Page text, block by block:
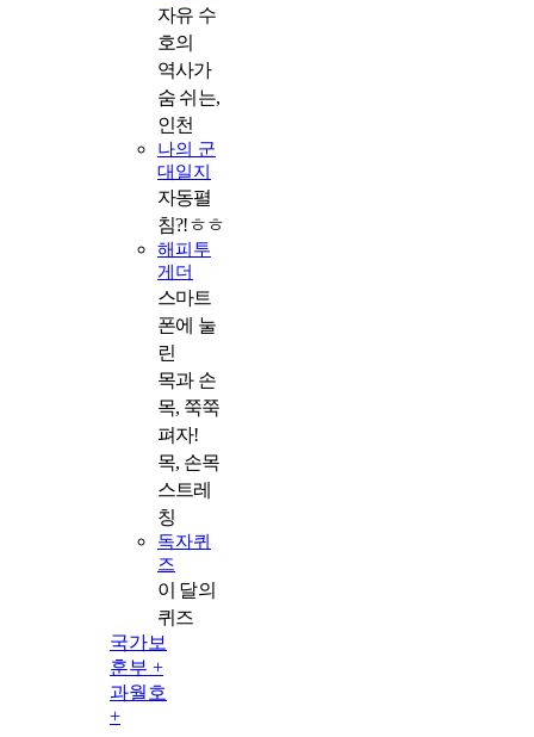
자유 수
호의
역사가
숨 쉬는,
인천
나의 군
대일지
자동펼
침?!ㅎㅎ
해피투
게더
스마트
폰에 눌
린
목과 손
목, 쭉쭉
펴자!
목, 손목
스트레
칭
독자퀴
즈
이 달의 
퀴즈
국가보
훈부 +
과월호
+